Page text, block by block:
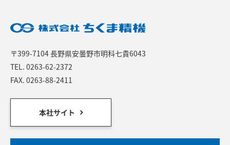
〒399-7104 長野県安曇野市明科七貴6043
TEL. 0263-62-2372
FAX. 0263-88-2411
本社サイト